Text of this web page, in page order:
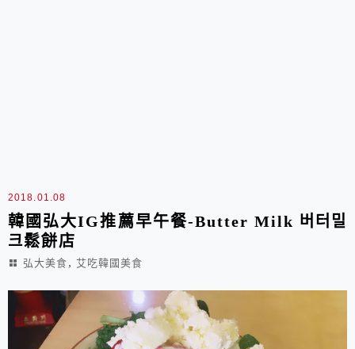
2018.01.08
韓國弘大IG推薦早午餐-Butter Milk 버터밀
크鬆餅店
弘大美食 , 艾吃韓國美食